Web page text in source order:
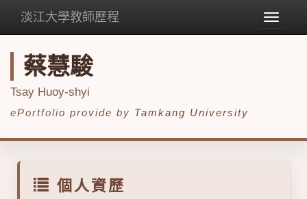
Toggle
淡江大學教師歷程
蔡慧駿
Tsay Huoy-shyi
ePortfolio provide by Tamkang University
個人資歷